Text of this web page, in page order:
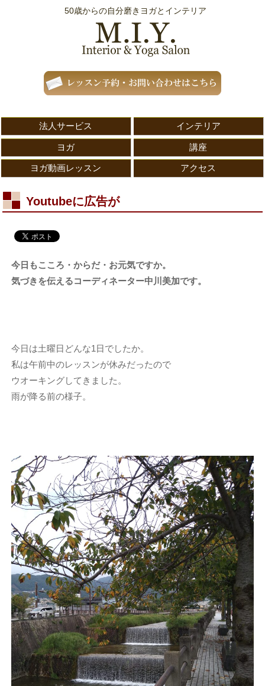
50歳からの自分磨きヨガとインテリア
法人サービス インテリア
ヨガ 講座
ヨガ動画レッスン アクセス
Youtubeに広告が
今日もこころ・からだ・お元気ですか。
気づきを伝えるコーディネーター中川美加です。
今日は土曜日どんな1日でしたか。
私は午前中のレッスンが休みだったので
ウオーキングしてきました。
雨が降る前の様子。